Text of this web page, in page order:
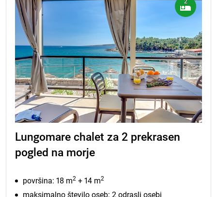
2
Lungomare chalet za 2 prekrasen
pogled na morje
površina: 18 m2 + 14 m2
maksimalno število oseb: 2 odrasli osebi